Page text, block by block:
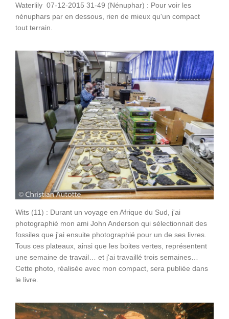
Waterlily 07-12-2015 31-49 (Nénuphar) : Pour voir les
nénuphars par en dessous, rien de mieux qu'un compact
tout terrain.
Wits (11) : Durant un voyage en Afrique du Sud, j'ai
photographié mon ami John Anderson qui sélectionnait des
fossiles que j'ai ensuite photographié pour un de ses livres.
Tous ces plateaux, ainsi que les boites vertes, représentent
une semaine de travail… et j'ai travaillé trois semaines…
Cette photo, réalisée avec mon compact, sera publiée dans
le livre.